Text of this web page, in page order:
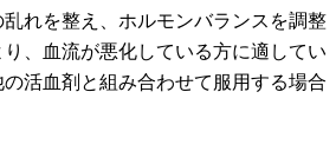
れを整え、ホルモンバランスを調整
、血流が悪化している方に適してい
活血剤と組み合わせて服用する場合